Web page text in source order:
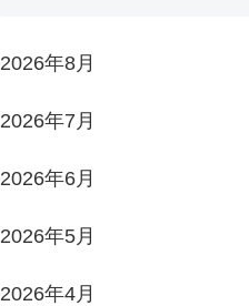
2026年8月
2026年7月
2026年6月
2026年5月
2026年4月